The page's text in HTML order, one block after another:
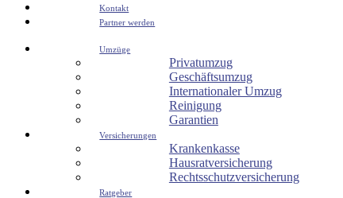
Kontakt
Partner werden
Umzüge
Privatumzug
Geschäftsumzug
Internationaler Umzug
Reinigung
Garantien
Versicherungen
Krankenkasse
Hausratversicherung
Rechtsschutzversicherung
Ratgeber